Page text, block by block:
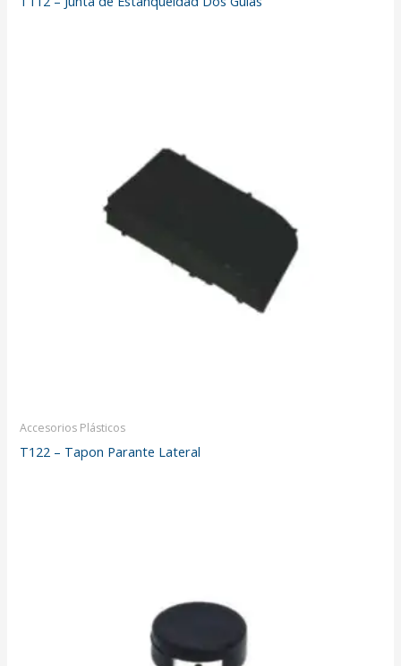
Accesorios Plásticos
T122 – Tapon Parante Lateral